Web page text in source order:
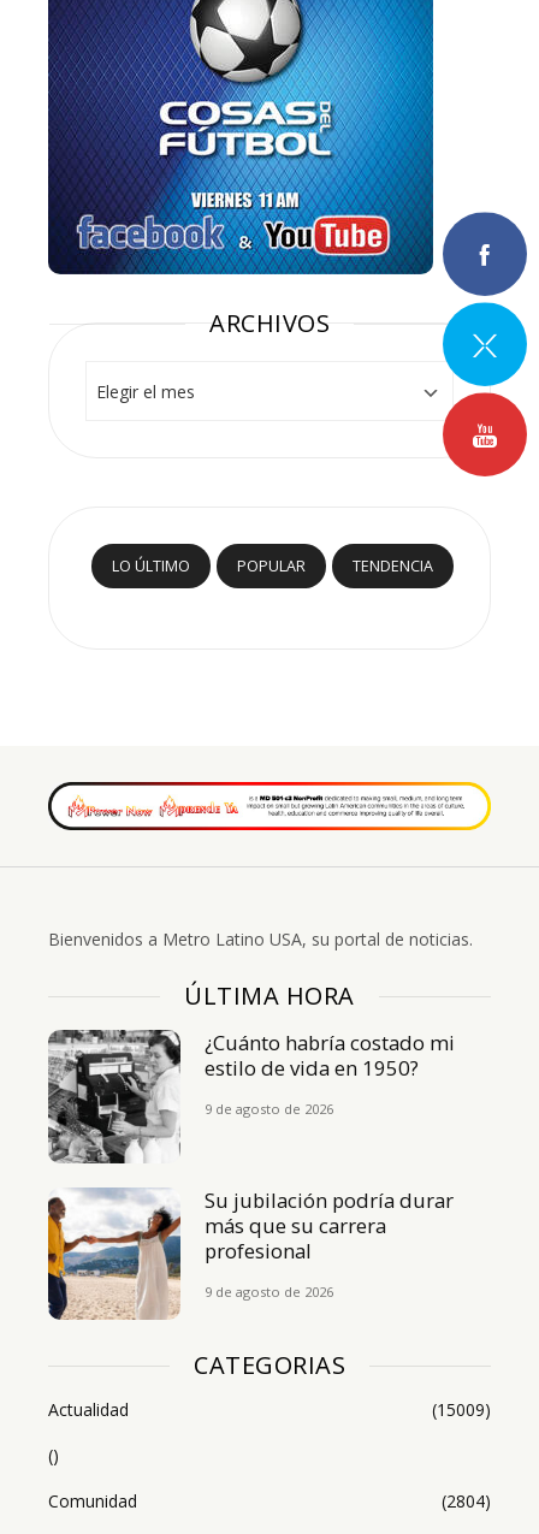
ARCHIVOS
LO ÚLTIMO POPULAR TENDENCIA
Bienvenidos a Metro Latino USA, su portal de noticias.
ÚLTIMA HORA
¿Cuánto habría costado mi
estilo de vida en 1950?
9 de agosto de 2026
Su jubilación podría durar
más que su carrera
profesional
9 de agosto de 2026
CATEGORIAS
Actualidad
(15009)
()
Comunidad
(2804)